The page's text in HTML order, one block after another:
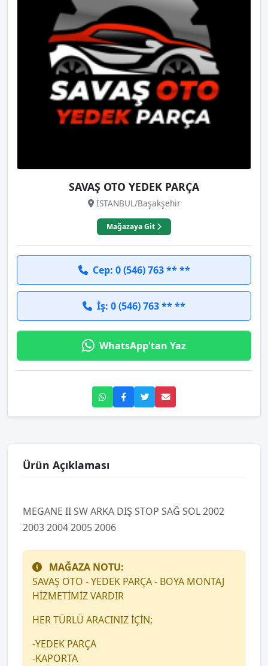
SAVAŞ OTO YEDEK PARÇA
İSTANBUL/Başakşehir
Mağazaya Git
Cep: 0 (546) 763 ** **
İş: 0 (546) 763 ** **
WhatsApp'tan Yaz
Ürün Açıklaması
MEGANE II SW ARKA DIŞ STOP SAĞ SOL 2002
2003 2004 2005 2006
MAĞAZA NOTU:
SAVAŞ OTO - YEDEK PARÇA - BOYA MONTAJ
HİZMETİMİZ VARDIR
HER TÜRLÜ ARACINIZ İÇİN;
-YEDEK PARÇA
-KAPORTA